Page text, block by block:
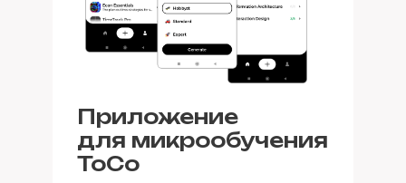
Приложение
для микрообучения
ToCo